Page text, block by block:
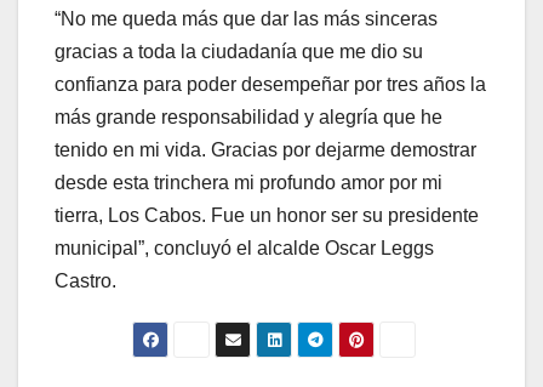
“No me queda más que dar las más sinceras
gracias a toda la ciudadanía que me dio su
confianza para poder desempeñar por tres años la
más grande responsabilidad y alegría que he
tenido en mi vida. Gracias por dejarme demostrar
desde esta trinchera mi profundo amor por mi
tierra, Los Cabos. Fue un honor ser su presidente
municipal”, concluyó el alcalde Oscar Leggs
Castro.